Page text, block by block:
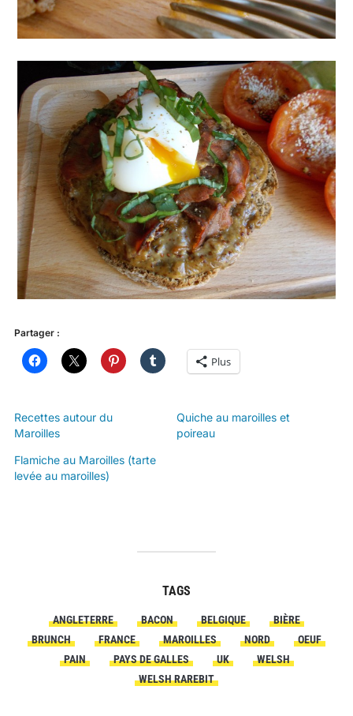
Partager :
Plus
Recettes autour du
Maroilles
Quiche au maroilles et
poireau
Flamiche au Maroilles (tarte
levée au maroilles)
TAGS
ANGLETERRE BACON BELGIQUE
BIÈRE
BRUNCH
FRANCE MAROILLES NORD
OEUF
PAIN
PAYS DE GALLES UK
WELSH
WELSH RAREBIT